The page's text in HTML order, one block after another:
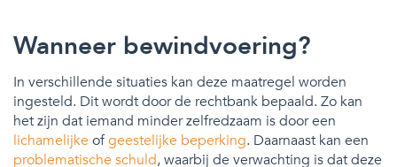
Wanneer bewindvoering?
In verschillende situaties kan deze maatregel worden
ingesteld. Dit wordt door de rechtbank bepaald. Zo kan
het zijn dat iemand minder zelfredzaam is door een
lichamelijke ofgeestelijke beperking. Daarnaast kan een
problematische schuld, waarbij de verwachting is dat deze